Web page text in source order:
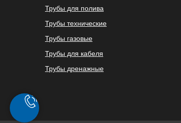
Трубы для полива
Трубы технические
Трубы газовые
Трубы для кабеля
Трубы дренажные